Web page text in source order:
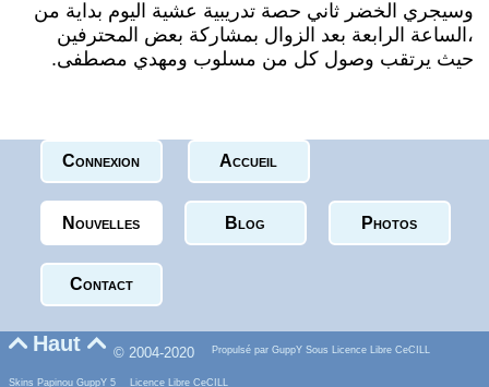
‬الساعة‭ ‬الرابعة‭ ‬بعد‭ ‬الزوال‭ ‬بمشاركة‭ ‬بعض‭ ‬المحترفين،‭
Connexion Accueil
Nouvelles Blog Photos
Contact
Haut © 2004-2020 Propulsé par GuppY Sous Licence Libre CeCILL
Skins Papinou GuppY 5 Licence Libre CeCILL